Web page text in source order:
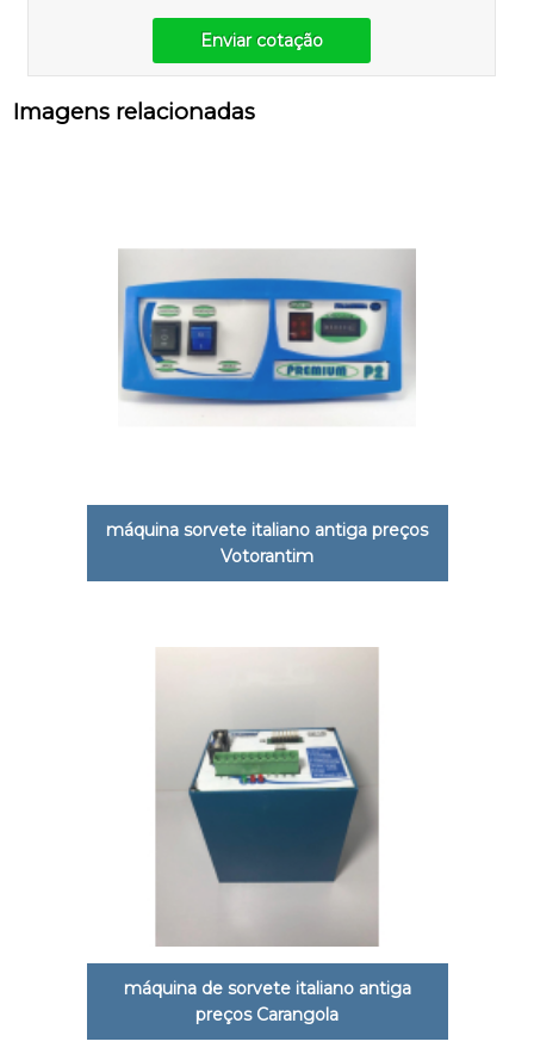
Enviar cotação
Imagens relacionadas
máquina sorvete italiano antiga preços
Votorantim
máquina de sorvete italiano antiga
preços Carangola